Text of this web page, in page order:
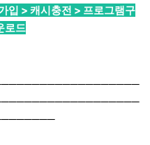
입 > 캐시충전 > 프로그램구
로드